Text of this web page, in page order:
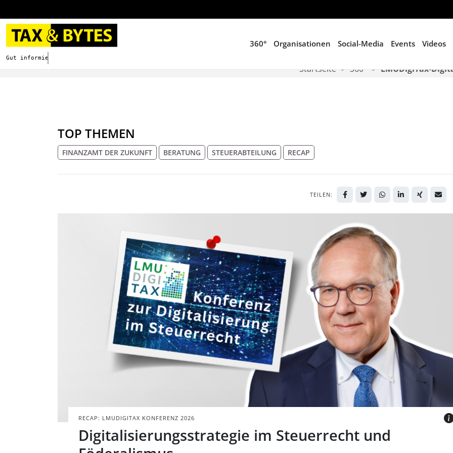
Gut informieren. Besser digitalisieren.
360° Organisationen Social-Media Events Videos
Startseite 360° LMUDigiTax-
TOP THEMEN
FINANZAMT DER ZUKUNFT BERATUNG STEUERABTEILUNG RECAP
TEILEN:
RECAP: LMUDIGITAX KONFERENZ 2026
Digitalisierungsstrategie im Steuerrecht und
Porträt des Autors vor grauem Hintergrund mit Logo
der LMUDigiTax Konferenz.
BILD: @TAX&BYTES